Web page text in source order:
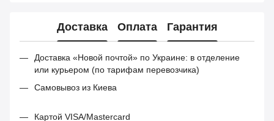
Доставка Оплата Гарантия
Доставка «Новой почтой» по Украине: в отделение
или курьером (по тарифам перевозчика)
Самовывоз из Киева
Картой VISA/Mastercard